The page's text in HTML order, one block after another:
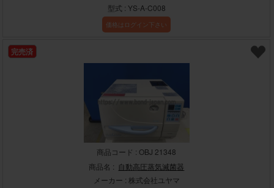
型式 : YS-A-C008
価格はログイン下さい
完売済
商品コード : OBJ 21348
商品名 : 自動高圧蒸気滅菌器
メーカー : 株式会社ユヤマ